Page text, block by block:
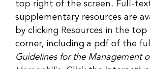
top right of the screen. Full-
supplementary resources are
by clicking Resources in the
corner, including a pdf of the full
Guidelines for the Management